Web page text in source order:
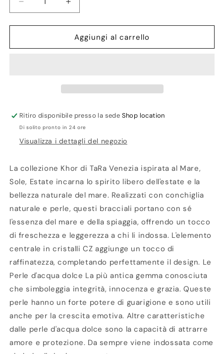
Diminuisci
quantità
per
Perla
Aumenta
quantità
per
Khor
Perla
Aggiungi al carrello
Ritiro disponibile presso la sede Shop location
Di solito pronto in 24 ore
Visualizza i dettagli del negozio
La collezione Khor di TaRa Venezia ispirata al Mare,
Sole, Estate incarna lo spirito libero dell'estate e la
bellezza naturale del mare. Realizzati con conchiglia
naturale e perle, questi bracciali portano con sé
l'essenza del mare e della spiaggia, offrendo un tocco
di freschezza e leggerezza a chi li indossa. L'elemento
centrale in cristalli CZ aggiunge un tocco di
raffinatezza, completando perfettamente il design. Le
Perle d'acqua dolce La più antica gemma conosciuta
che simboleggia integrità, innocenza e grazia. Queste
perle hanno un forte potere di guarigione e sono utili
anche per la crescita emotiva. Altre caratteristiche
dalle perle d'acqua dolce sono la capacità di attrarre
amore e protezione. Da sempre viene indossata come